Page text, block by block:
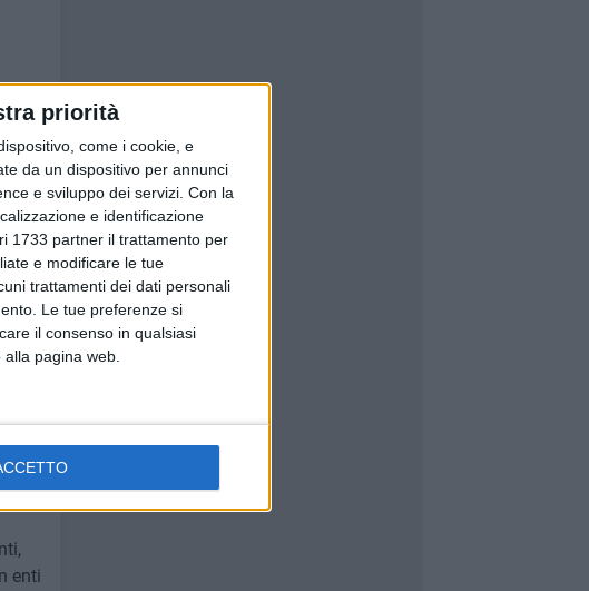
priorità
come i cookie, e
da un dispositivo per annunci
e sviluppo dei servizi. Con la
e identificazione
1733 partner il trattamento per
e modificare le tue
trattamenti dei dati personali
Le tue preferenze si
il consenso in qualsiasi
pagina web.
enti